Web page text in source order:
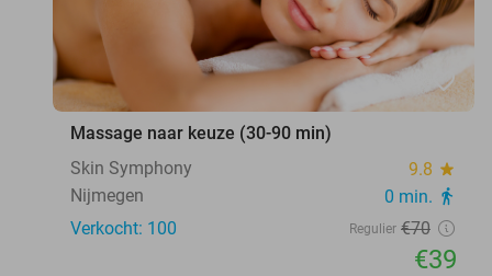
favorite_border
Massage naar keuze (30-90 min)
Skin Symphony
9.8 star
Nijmegen 0 min. directions_walk
Verkocht: 100 Regulier €70
€39